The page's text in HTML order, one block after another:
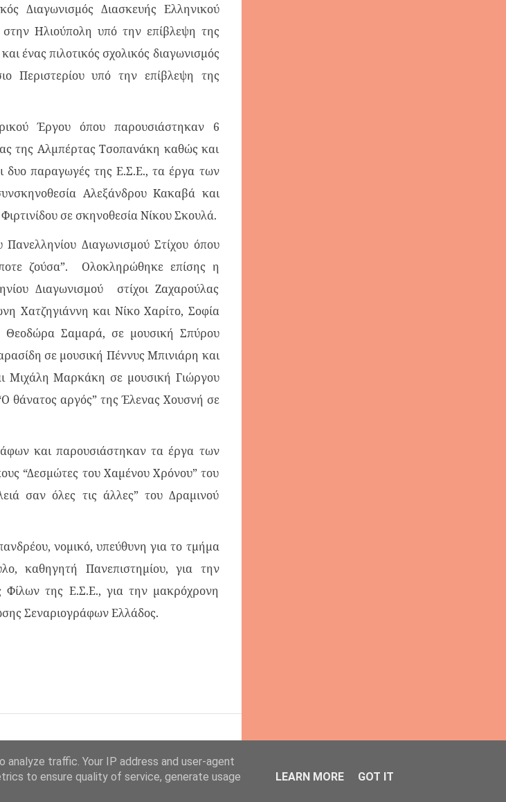
Διαγωνισμός Διασκευής Ελληνικού
στην Ηλιούπολη υπό την επίβλεψη της
ένας πιλοτικός σχολικός διαγωνισμός
Περιστερίου υπό την επίβλεψη της
Έργου όπου παρουσιάστηκαν 6
της Αλμπέρτας Τσοπανάκη καθώς και
δυο παραγωγές της Ε.Σ.Ε., τα έργα των
Αλεξάνδρου Κακαβά και
σε σκηνοθεσία Νίκου Σκουλά.
Διαγωνισμού Στίχου όπου
ζούσα”. Ολοκληρώθηκε επίσης η
Διαγωνισμού στίχοι Ζαχαρούλας
Χατζηγιάννη και Νίκο Χαρίτο, Σοφία
Θεοδώρα Σαμαρά, σε μουσική Σπύρου
σε μουσική Πέννυς Μπινιάρη και
Μιχάλη Μαρκάκη σε μουσική Γιώργου
θάνατος αργός” της Έλενας Χουσνή σε
και παρουσιάστηκαν τα έργα των
“Δεσμώτες του Χαμένου Χρόνου” του
σαν όλες τις άλλες” του Δραμινού
νομικό, υπεύθυνη για το τμήμα
καθηγητή Πανεπιστημίου, για την
Φίλων της Ε.Σ.Ε., για την μακρόχρονη
Σεναριογράφων Ελλάδος.
traffic. Your IP address and user-agent
to ensure quality of service, generate usage
LEARN MORE GOT IT